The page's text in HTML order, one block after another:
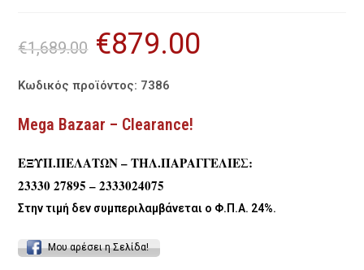
€1,689.00
Original
price
was:
€879.00
Κωδικός προϊόντος: 7386
Mega Bazaar – Clearance!
ΕΞΥΠ.ΠΕΛΑΤΩΝ – ΤΗΛ.ΠΑΡΑΓΓΕΛΙΕΣ:
23330 27895 – 2333024075
Στην τιμή δεν συμπεριλαμβάνεται ο Φ.Π.Α. 24%.
Μου αρέσει η Σελίδα!